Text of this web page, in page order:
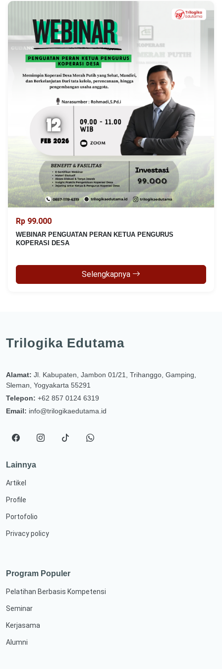
Rp 99.000
WEBINAR PENGUATAN PERAN KETUA PENGURUS
KOPERASI DESA
Selengkapnya
Trilogika Edutama
Alamat: Jl. Kabupaten, Jambon 01/21, Trihanggo, Gamping,
Sleman, Yogyakarta 55291
Telepon: +62 857 0124 6319
Email: info@trilogikaedutama.id
Lainnya
Artikel
Profile
Portofolio
Privacy policy
Program Populer
Pelatihan Berbasis Kompetensi
Seminar
Kerjasama
Alumni